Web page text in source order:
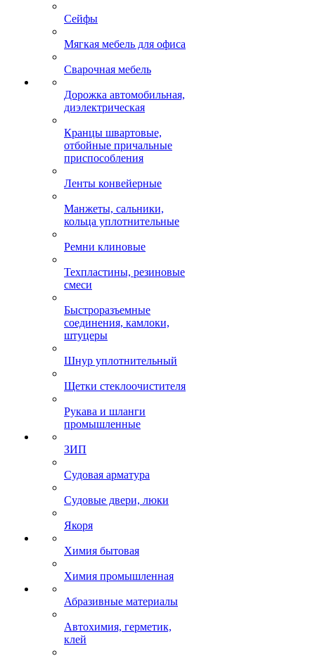
Сейфы
Мягкая мебель для офиса
Сварочная мебель
Дорожка автомобильная,
диэлектрическая
Кранцы швартовые,
отбойные причальные
приспособления
Ленты конвейерные
Манжеты, сальники,
кольца уплотнительные
Ремни клиновые
Техпластины, резиновые
смеси
Быстроразъемные
соединения, камлоки,
штуцеры
Шнур уплотнительный
Щетки стеклоочистителя
Рукава и шланги
промышленные
ЗИП
Судовая арматура
Судовые двери, люки
Якоря
Химия бытовая
Химия промышленная
Абразивные материалы
Автохимия, герметик,
клей